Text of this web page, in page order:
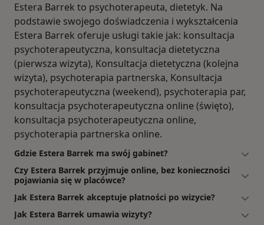
Estera Barrek to psychoterapeuta, dietetyk. Na
podstawie swojego doświadczenia i wykształcenia
Estera Barrek oferuje usługi takie jak: konsultacja
psychoterapeutyczna, konsultacja dietetyczna
(pierwsza wizyta), Konsultacja dietetyczna (kolejna
wizyta), psychoterapia partnerska, Konsultacja
psychoterapeutyczna (weekend), psychoterapia par,
konsultacja psychoterapeutyczna online (święto),
konsultacja psychoterapeutyczna online,
psychoterapia partnerska online.
Gdzie Estera Barrek ma swój gabinet?
Czy Estera Barrek przyjmuje online, bez konieczności
pojawiania się w placówce?
Jak Estera Barrek akceptuje płatności po wizycie?
Jak Estera Barrek umawia wizyty?